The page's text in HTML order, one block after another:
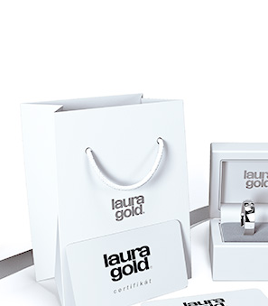
z kolekcie Twist Elegance.